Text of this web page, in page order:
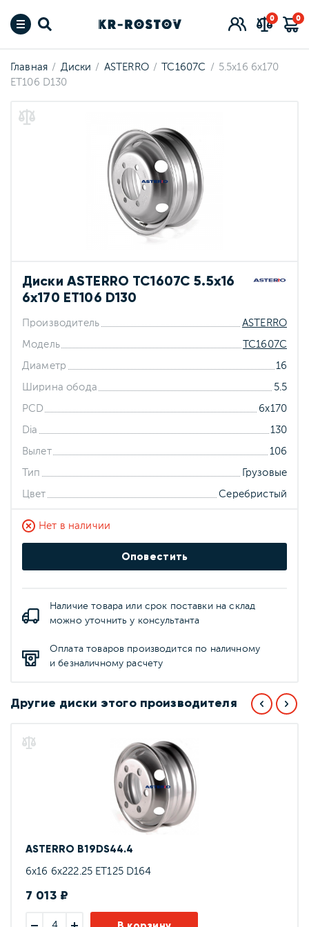
0 0
Главная Диски ASTERRO TC1607C
5.5x16 6x170
ET106 D130
Диски ASTERRO TC1607C 5.5x16
6x170 ET106 D130
Производитель ASTERRO
Модель TC1607C
Диаметр 16
Ширина обода 5.5
PCD 6x170
Dia 130
Вылет 106
Тип Грузовые
Цвет Серебристый
Нет в наличии
Оповестить
Наличие товара или срок поставки на склад
можно уточнить у консультанта
Оплата товаров производится по наличному
и безналичному расчету
Другие диски этого производителя
ASTERRO B19DS44.4
6x16 6x222.25 ET125 D164
7 013 ₽